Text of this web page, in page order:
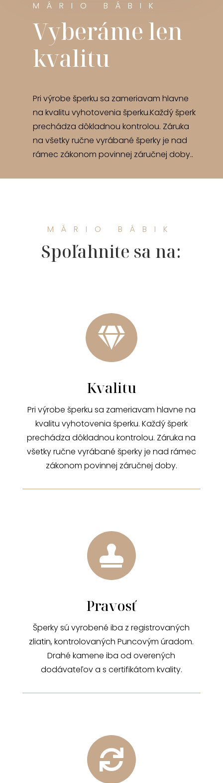
MÁRIO BÁBIK
Vyberáme len
kvalitu
Pri výrobe šperku sa zameriavam hlavne
na kvalitu vyhotovenia šperku.Každý šperk
prechádza dôkladnou kontrolou. Záruka
na všetky ručne vyrábané šperky je nad
rámec zákonom povinnej záručnej doby..
MÁRIO BÁBIK
Spoľahnite sa na:

Kvalitu
Pri výrobe šperku sa zameriavam hlavne na
kvalitu vyhotovenia šperku. Každý šperk
prechádza dôkladnou kontrolou. Záruka na
všetky ručne vyrábané šperky je nad rámec
zákonom povinnej záručnej doby.

Pravosť
Šperky sú vyrobené iba z registrovaných
zliatin, kontrolovaných Puncovým úradom.
Drahé kamene iba od overených
dodávateľov a s certifikátom kvality.
